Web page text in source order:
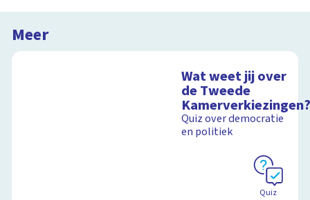
Meer
Wat weet jij over
de Tweede
Quiz over democratie
en politiek
Quiz